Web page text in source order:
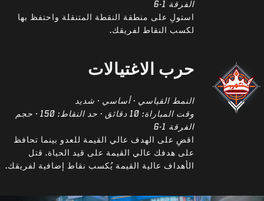
الفرقة 1-6
استولِ على منطقة النقطة المتنقلة واحتفظ بها
لكسب النقاط لفريقك.
حرب الاغتيالات
النمط القياسي · أساسي · شديد
وقت المباراة: 10 دقائق · حد النقاط: 150 · حجم
الفرقة 1-6
اقضِ على الهدف عالي القيمة للعدو بينما تحافظ
على هدفك عالي القيمة على قيد الحياة. قتل
الأهداف عالية القيمة يُكسب نقاط إضافية لفريقك.